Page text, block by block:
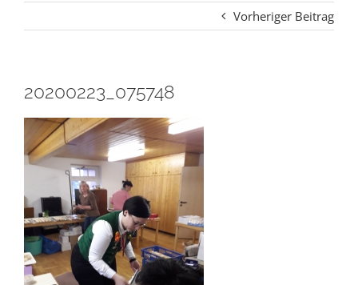
Vorheriger Beitrag
20200223_075748